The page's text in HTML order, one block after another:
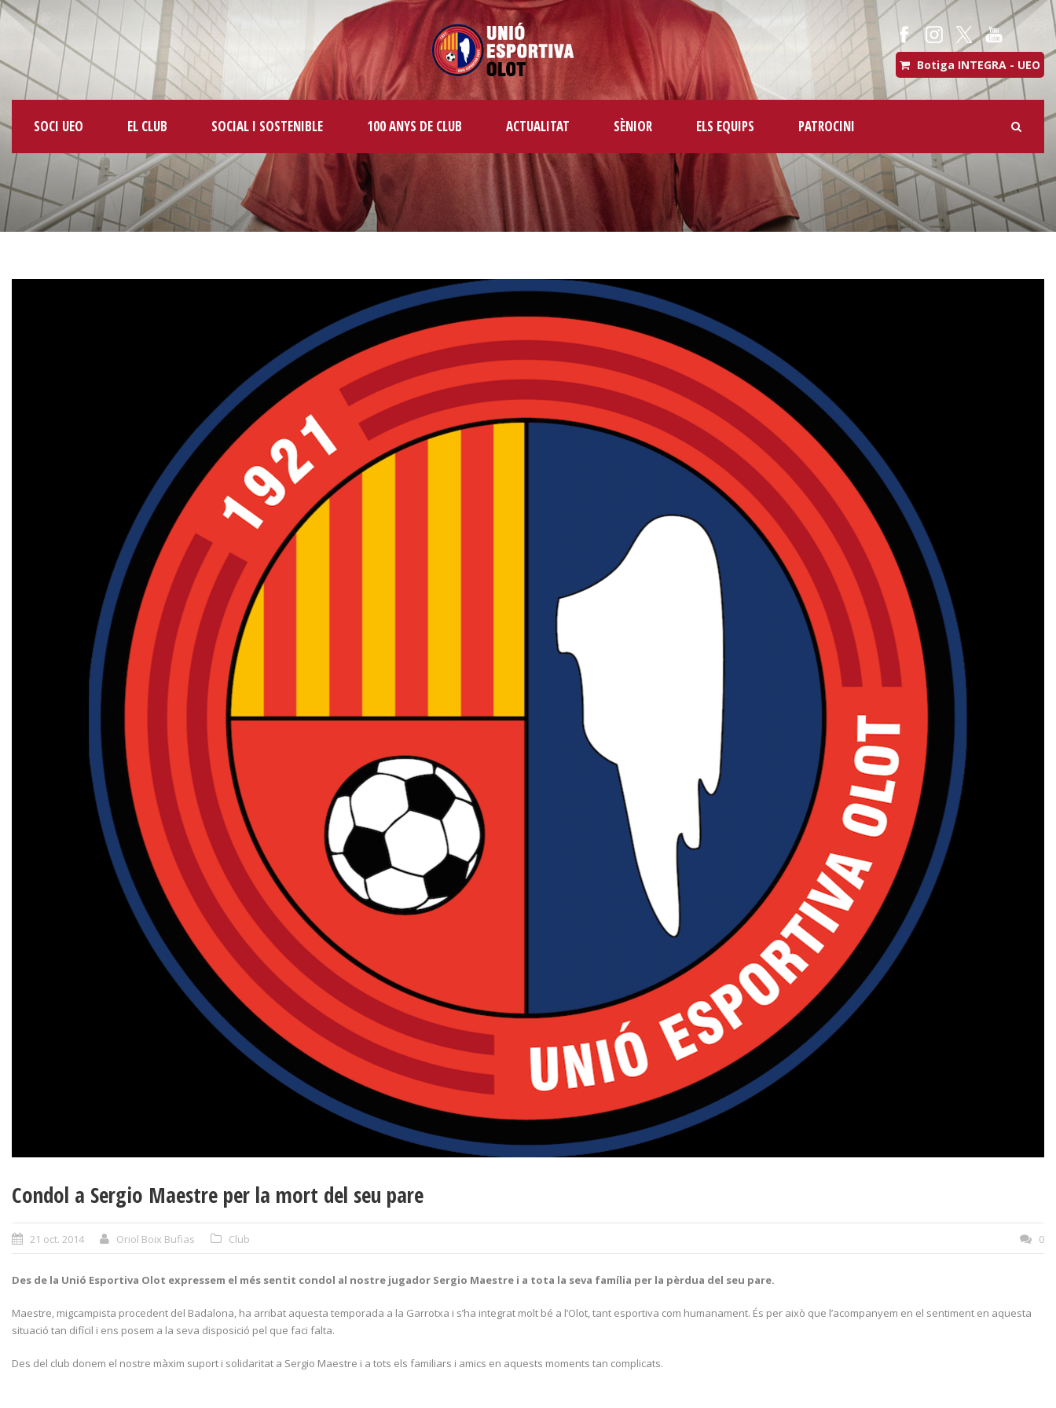
Botiga INTEGRA - UEO
SOCI UEO EL CLUB SOCIAL I SOSTENIBLE 100 ANYS DE CLUB ACTUALITAT SÈNIOR ELS EQUIPS PATROCINI
Condol a Sergio Maestre per la mort del seu pare
21 oct. 2014 Oriol Boix Bufias Club 0
Des de la Unió Esportiva Olot expressem el més sentit condol al nostre jugador Sergio Maestre i a tota la seva família per la pèrdua del seu pare.
Maestre, migcampista procedent del Badalona, ha arribat aquesta temporada a la Garrotxa i s’ha integrat molt bé a l’Olot, tant esportiva com humanament. És per això que l’acompanyem en el sentiment en aquesta
situació tan difícil i ens posem a la seva disposició pel que faci falta.
Des del club donem el nostre màxim suport i solidaritat a Sergio Maestre i a tots els familiars i amics en aquests moments tan complicats.